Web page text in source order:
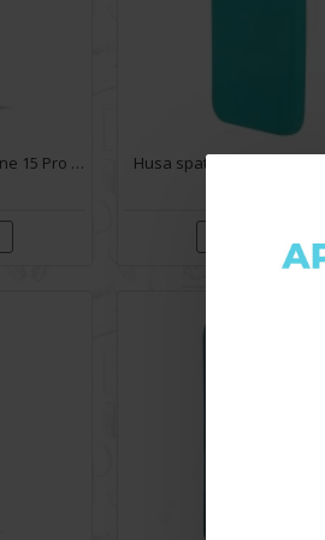
Husa spate pentru IPhone 15 Pro Max- Dun case Rosu